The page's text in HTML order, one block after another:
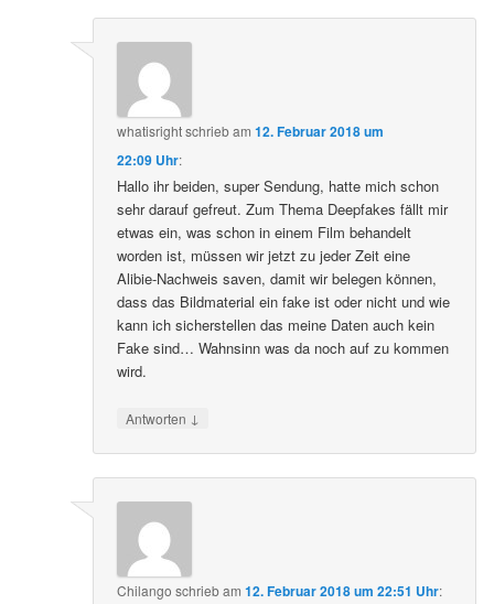
whatisrightschriebam12. Februar 2018 um
22:09 Uhr:
Hallo ihr beiden, super Sendung, hatte mich schon
sehr darauf gefreut. Zum Thema Deepfakes fällt mir
etwas ein, was schon in einem Film behandelt
worden ist, müssen wir jetzt zu jeder Zeit eine
Alibie-Nachweis saven, damit wir belegen können,
dass das Bildmaterial ein fake ist oder nicht und wie
kann ich sicherstellen das meine Daten auch kein
Fake sind… Wahnsinn was da noch auf zu kommen
wird.
Antworten ↓
Chilango schriebam12. Februar 2018 um 22:51 Uhr: